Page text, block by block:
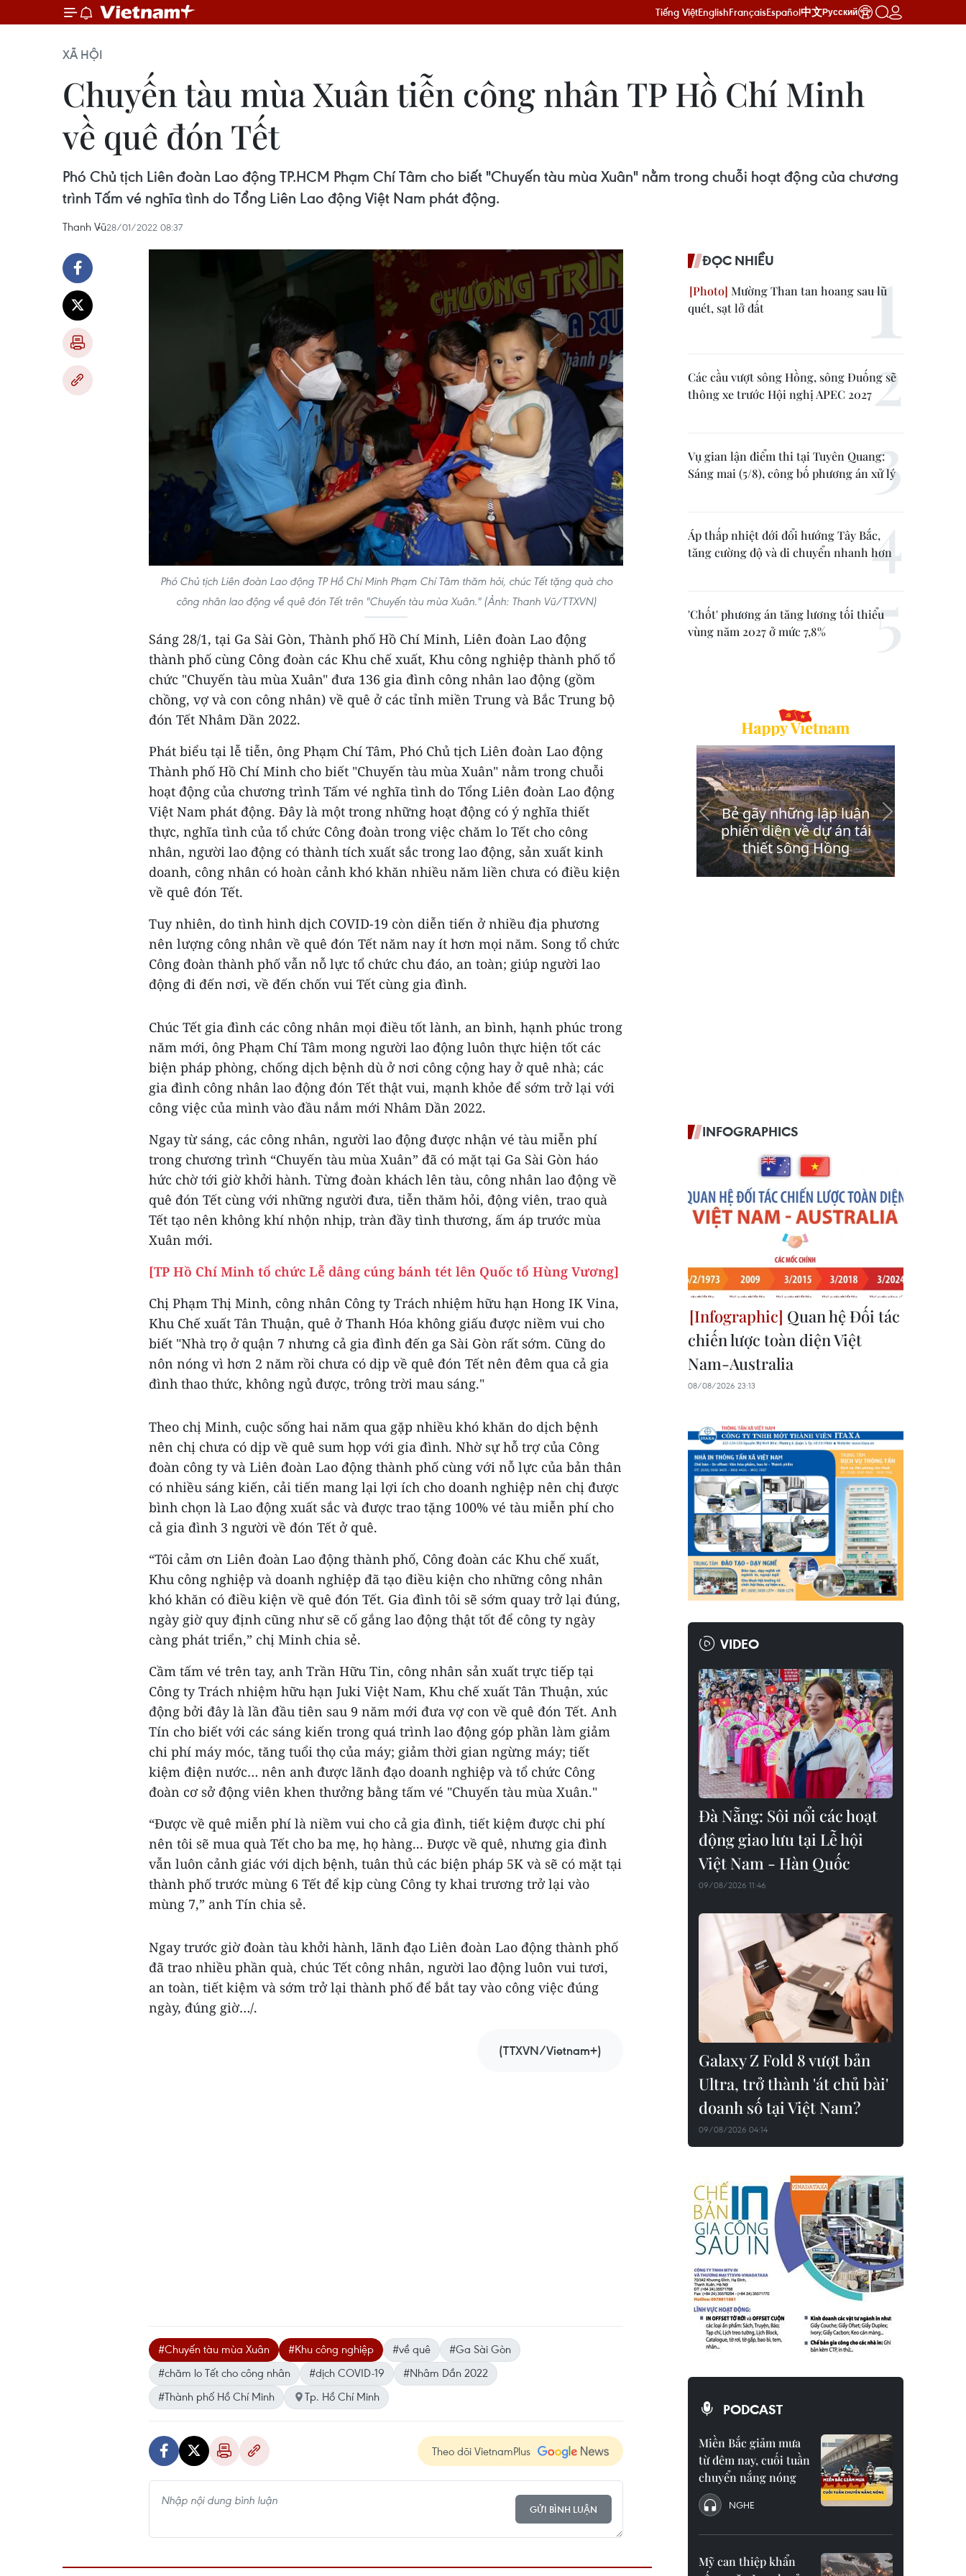
Tiếng ViệtEnglishFrançaisEspañol中文Русский
XÃ HỘI
Chuyến tàu mùa Xuân tiễn công nhân TP Hồ Chí Minh
về quê đón Tết
Phó Chủ tịch Liên đoàn Lao động TP.HCM Phạm Chí Tâm cho biết "Chuyến tàu mùa Xuân" nằm trong chuỗi hoạt động của chương
trình Tấm vé nghĩa tình do Tổng Liên Lao động Việt Nam phát động.
Thanh Vũ28/01/2022 08:37
Phó Chủ tịch Liên đoàn Lao động TP Hồ Chí Minh Phạm Chí Tâm thăm hỏi, chúc Tết tặng quà cho
công nhân lao động về quê đón Tết trên "Chuyến tàu mùa Xuân." (Ảnh: Thanh Vũ/TTXVN)
Sáng 28/1, tại Ga Sài Gòn, Thành phố Hồ Chí Minh, Liên đoàn Lao động
thành phố cùng Công đoàn các Khu chế xuất, Khu công nghiệp thành phố tổ
chức "Chuyến tàu mùa Xuân" đưa 136 gia đình công nhân lao động (gồm
chồng, vợ và con công nhân) về quê ở các tỉnh miền Trung và Bắc Trung bộ
đón Tết Nhâm Dần 2022.
Phát biểu tại lễ tiễn, ông Phạm Chí Tâm, Phó Chủ tịch Liên đoàn Lao động
Thành phố Hồ Chí Minh cho biết "Chuyến tàu mùa Xuân" nằm trong chuỗi
hoạt động của chương trình Tấm vé nghĩa tình do Tổng Liên đoàn Lao động
Việt Nam phát động. Đây là một trong những hoạt động có ý nghĩa thiết
thực, nghĩa tình của tổ chức Công đoàn trong việc chăm lo Tết cho công
nhân, người lao động có thành tích xuất sắc trong lao động, sản xuất kinh
doanh, công nhân có hoàn cảnh khó khăn nhiều năm liền chưa có điều kiện
về quê đón Tết.
Tuy nhiên, do tình hình dịch COVID-19 còn diễn tiến ở nhiều địa phương
nên lượng công nhân về quê đón Tết năm nay ít hơn mọi năm. Song tổ chức
Công đoàn thành phố vẫn nỗ lực tổ chức chu đáo, an toàn; giúp người lao
động đi đến nơi, về đến chốn vui Tết cùng gia đình.
Chúc Tết gia đình các công nhân mọi điều tốt lành, an bình, hạnh phúc trong
năm mới, ông Phạm Chí Tâm mong người lao động luôn thực hiện tốt các
biện pháp phòng, chống dịch bệnh dù ở nơi công cộng hay ở quê nhà; các
gia đình công nhân lao động đón Tết thật vui, mạnh khỏe để sớm trở lại với
công việc của mình vào đầu nắm mới Nhâm Dần 2022.
Ngay từ sáng, các công nhân, người lao động được nhận vé tàu miễn phí
trong chương trình “Chuyến tàu mùa Xuân” đã có mặt tại Ga Sài Gòn háo
hức chờ tới giờ khởi hành. Từng đoàn khách lên tàu, công nhân lao động về
quê đón Tết cùng với những người đưa, tiễn thăm hỏi, động viên, trao quà
Tết tạo nên không khí nhộn nhịp, tràn đầy tình thương, ấm áp trước mùa
Xuân mới.
[TP Hồ Chí Minh tổ chức Lễ dâng cúng bánh tét lên Quốc tổ Hùng Vương]
Chị Phạm Thị Minh, công nhân Công ty Trách nhiệm hữu hạn Hong IK Vina,
Khu Chế xuất Tân Thuận, quê ở Thanh Hóa không giấu được niềm vui cho
biết "Nhà trọ ở quận 7 nhưng cả gia đình đến ga Sài Gòn rất sớm. Cũng do
nôn nóng vì hơn 2 năm rồi chưa có dịp về quê đón Tết nên đêm qua cả gia
đình thao thức, không ngủ được, trông trời mau sáng."
Theo chị Minh, cuộc sống hai năm qua gặp nhiều khó khăn do dịch bệnh
nên chị chưa có dịp về quê sum họp với gia đình. Nhờ sự hỗ trợ của Công
đoàn công ty và Liên đoàn Lao động thành phố cùng với nỗ lực của bản thân
có nhiều sáng kiến, cải tiến mang lại lợi ích cho doanh nghiệp nên chị được
bình chọn là Lao động xuất sắc và được trao tặng 100% vé tàu miễn phí cho
cả gia đình 3 người về đón Tết ở quê.
“Tôi cảm ơn Liên đoàn Lao động thành phố, Công đoàn các Khu chế xuất,
Khu công nghiệp và doanh nghiệp đã tạo điều kiện cho những công nhân
khó khăn có điều kiện về quê đón Tết. Gia đình tôi sẽ sớm quay trở lại đúng,
ngày giờ quy định cũng như sẽ cố gắng lao động thật tốt để công ty ngày
càng phát triển,” chị Minh chia sẻ.
Cầm tấm vé trên tay, anh Trần Hữu Tin, công nhân sản xuất trực tiếp tại
Công ty Trách nhiệm hữu hạn Juki Việt Nam, Khu chế xuất Tân Thuận, xúc
động bởi đây là lần đầu tiên sau 9 năm mới đưa vợ con về quê đón Tết. Anh
Tín cho biết với các sáng kiến trong quá trình lao động góp phần làm giảm
chi phí máy móc, tăng tuổi thọ của máy; giảm thời gian ngừng máy; tiết
kiệm điện nước… nên anh được lãnh đạo doanh nghiệp và tổ chức Công
đoàn cơ sở động viên khen thưởng bằng tấm vé "Chuyến tàu mùa Xuân."
“Được về quê miễn phí là niềm vui cho cả gia đình, tiết kiệm được chi phí
nên tôi sẽ mua quà Tết cho ba mẹ, họ hàng... Được về quê, nhưng gia đình
vẫn luôn cảnh giác với dịch bệnh, tuân thủ các biện pháp 5K và sẽ có mặt tại
thành phố trước mùng 6 Tết để kịp cùng Công ty khai trương trở lại vào
mùng 7,” anh Tín chia sẻ.
Ngay trước giờ đoàn tàu khởi hành, lãnh đạo Liên đoàn Lao động thành phố
đã trao nhiều phần quà, chúc Tết công nhân, người lao động luôn vui tươi,
an toàn, tiết kiệm và sớm trở lại thành phố để bắt tay vào công việc đúng
ngày, đúng giờ…/.
(TTXVN/Vietnam+)
#Chuyến tàu mùa Xuân #Khu công nghiệp #về quê
#Ga Sài Gòn
#chăm lo Tết cho công nhân
#dịch COVID-19
#Nhâm Dần 2022
#Thành phố Hồ Chí Minh
Tp. Hồ Chí Minh
Theo dõi VietnamPlus
GỬI BÌNH LUẬN
ĐỌC NHIỀU
Mường Than tan hoang sau lũ
quét, sạt lở đất
Các cầu vượt sông Hồng, sông Đuống sẽ
thông xe trước Hội nghị APEC 2027
Vụ gian lận điểm thi tại Tuyên Quang:
Sáng mai (5/8), công bố phương án xử lý
Áp thấp nhiệt đới đổi hướng Tây Bắc,
tăng cường độ và di chuyển nhanh hơn
'Chốt' phương án tăng lương tối thiểu
vùng năm 2027 ở mức 7,8%
INFOGRAPHICS
Quan hệ Đối tác
chiến lược toàn diện Việt
Nam-Australia
08/08/2026 23:13
VIDEO
Đà Nẵng: Sôi nổi các hoạt
động giao lưu tại Lễ hội
Việt Nam - Hàn Quốc
09/08/2026 11:46
Galaxy Z Fold 8 vượt bản
Ultra, trở thành 'át chủ bài'
doanh số tại Việt Nam?
09/08/2026 04:14
PODCAST
Miền Bắc giảm mưa
từ đêm nay, cuối tuần
chuyển nắng nóng
NGHE
Mỹ can thiệp khẩn